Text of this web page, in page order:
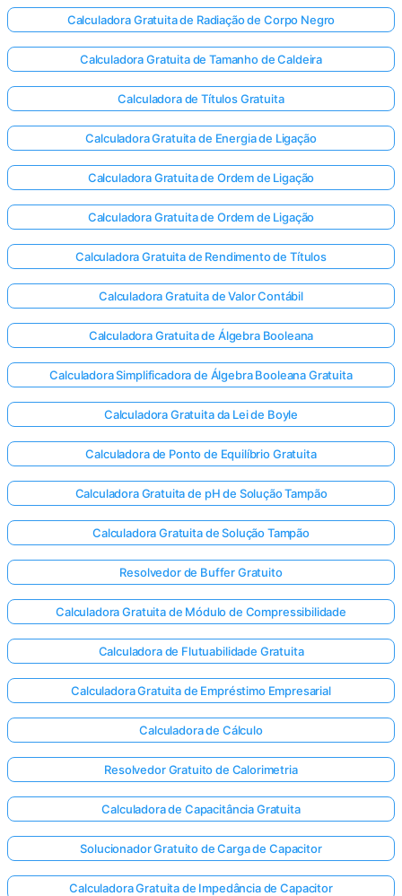
Calculadora Gratuita de Radiação de Corpo Negro
Calculadora Gratuita de Tamanho de Caldeira
Calculadora de Títulos Gratuita
Calculadora Gratuita de Energia de Ligação
Calculadora Gratuita de Ordem de Ligação
Calculadora Gratuita de Ordem de Ligação
Calculadora Gratuita de Rendimento de Títulos
Calculadora Gratuita de Valor Contábil
Calculadora Gratuita de Álgebra Booleana
Calculadora Simplificadora de Álgebra Booleana Gratuita
Calculadora Gratuita da Lei de Boyle
Calculadora de Ponto de Equilíbrio Gratuita
Calculadora Gratuita de pH de Solução Tampão
Calculadora Gratuita de Solução Tampão
Resolvedor de Buffer Gratuito
Calculadora Gratuita de Módulo de Compressibilidade
Calculadora de Flutuabilidade Gratuita
Calculadora Gratuita de Empréstimo Empresarial
Calculadora de Cálculo
Resolvedor Gratuito de Calorimetria
Calculadora de Capacitância Gratuita
Solucionador Gratuito de Carga de Capacitor
Calculadora Gratuita de Impedância de Capacitor